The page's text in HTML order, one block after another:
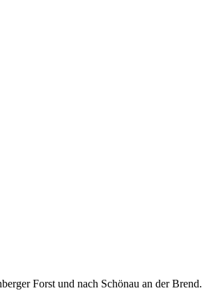
Forst und nach Schönau an der Brend.